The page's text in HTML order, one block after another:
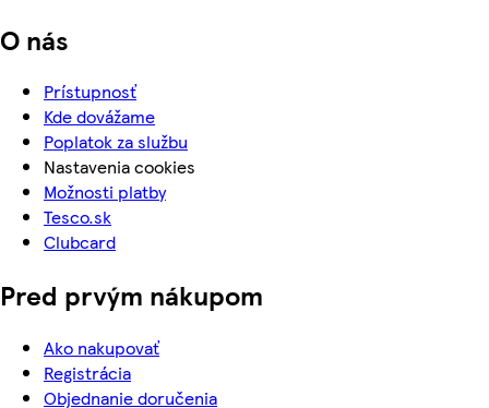
O nás
Prístupnosť
Kde dovážame
Poplatok za službu
Nastavenia cookies
Možnosti platby
Tesco.sk
Clubcard
Pred prvým nákupom
Ako nakupovať
Registrácia
Objednanie doručenia